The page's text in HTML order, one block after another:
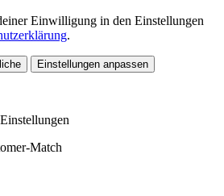
Einwilligung in den Einstellungen
.
Einstellungen anpassen
Match